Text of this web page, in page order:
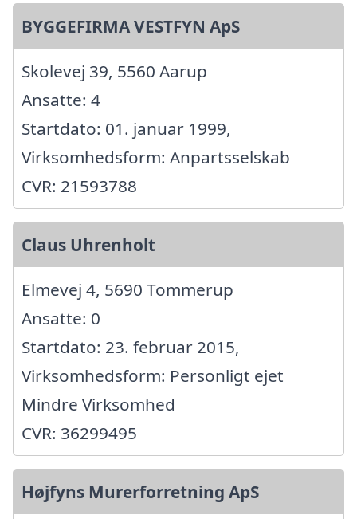
BYGGEFIRMA VESTFYN ApS
Skolevej 39, 5560 Aarup
Ansatte: 4
Startdato: 01. januar 1999,
Virksomhedsform: Anpartsselskab
CVR: 21593788
Claus Uhrenholt
Elmevej 4, 5690 Tommerup
Ansatte: 0
Startdato: 23. februar 2015,
Virksomhedsform: Personligt ejet
Mindre Virksomhed
CVR: 36299495
Højfyns Murerforretning ApS